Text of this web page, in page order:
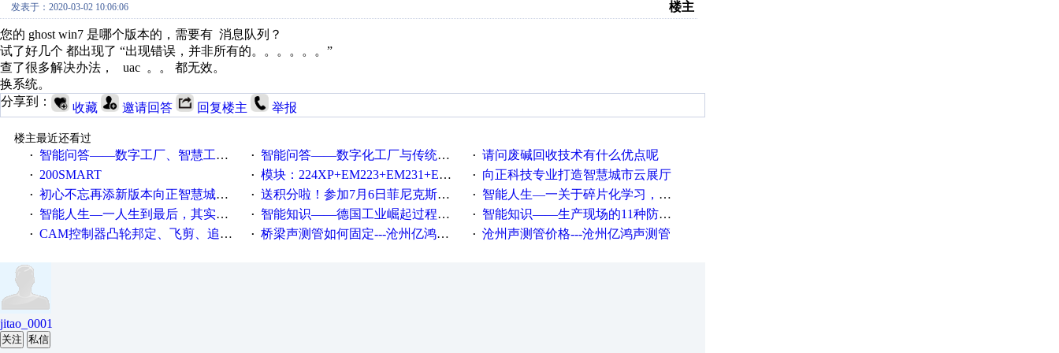
发表于：2020-03-02 10:06:06 楼主
您的 ghost win7 是哪个版本的，需要有 消息队列？
试了好几个 都出现了 “出现错误，并非所有的。。。。。。”
查了很多解决办法， uac 。。 都无效。
换系统。
分享到：
收藏 邀请回答 回复楼主 举报
楼主最近还看过
·
智能问答——数字工厂、智慧工厂和智能制造三者的区别是什么？ · 智能问答——数字化工厂与传统工厂的差别体现在哪里？ · 请问废碱回收技术有什么优点呢
· 200SMART · 模块：224XP+EM223+EM231+EM235+EM232+EM232怎么用以太网通讯？ · 向正科技专业打造智慧城市云展厅
· 初心不忘再添新版本向正智慧城市云展厅3.0版亮相 · 送积分啦！参加7月6日菲尼克斯在线研讨会即得 · 智能人生—一关于碎片化学习，看这一篇就够了！
· 智能人生—一人生到最后，其实拼的都是人品 · 智能知识——德国工业崛起过程中不得不提的10个关键词 · 智能知识——生产现场的11种防错！(1)
· CAM控制器凸轮邦定、飞剪、追剪等C功能块 · 桥梁声测管如何固定---沧州亿鸿声测管 · 沧州声测管价格---沧州亿鸿声测管​
jitao_0001
关注 私信